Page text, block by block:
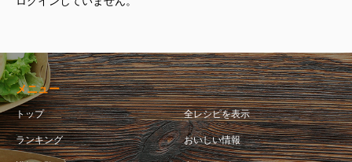
メニュー
トップ 全レシピを表示
ランキング おいしい情報